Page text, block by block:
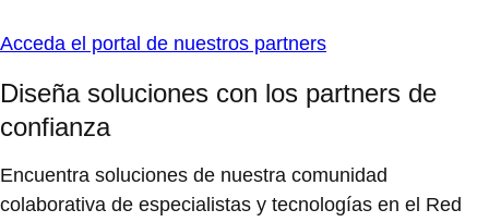
Acceda el portal de nuestros partners
Diseña soluciones con los partners de
confianza
Encuentra soluciones de nuestra comunidad
colaborativa de especialistas y tecnologías en el Red